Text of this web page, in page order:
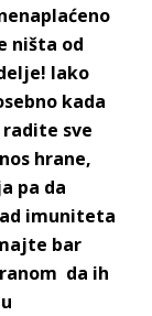
ništa od
Iako
kada
sve
hrane,
pa da
imuniteta
bar
da ih